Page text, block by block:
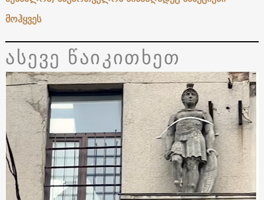
მოჰყვეს
ასევე წაიკითხეთ